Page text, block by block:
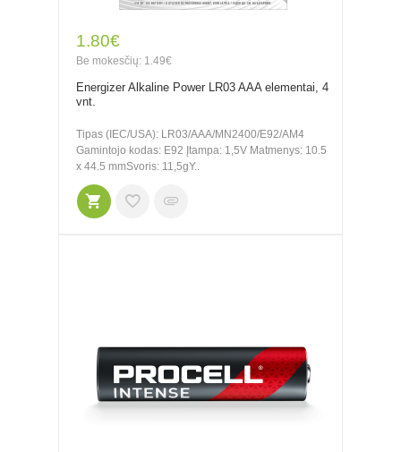
1.80€
Be mokesčių: 1.49€
Energizer Alkaline Power LR03 AAA elementai, 4
vnt.
Tipas (IEC/USA): LR03/AAA/MN2400/E92/AM4
Gamintojo kodas: E92 Įtampa: 1,5V Matmenys: 10.5
x 44.5 mmSvoris: 11,5gY..